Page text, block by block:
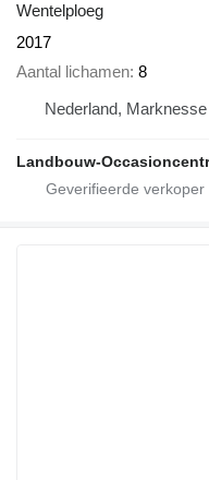
Wentelploeg
2017
Aantal lichamen 8
Nederland, Marknesse
Landbouw-